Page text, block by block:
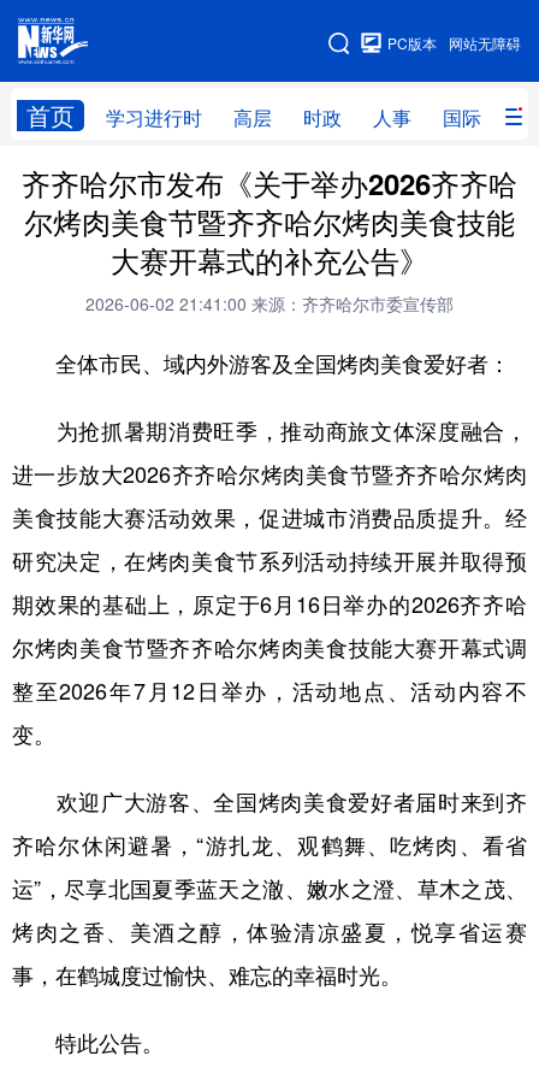
网站无障碍
PC版本
首页 学习进行时 高层 时政 人事 国际 财
网站地图
学习进行时 高层 时政 人事
国际 财经 网评 港澳
思客智库 全球连线
健康 军事 访谈 视频
图片 中央文件 金融 汽车
食品 人居 信息化 乡村振兴
溯源中国 城市 旅游 能源
悦读 公益 书画 一带一路
亚太网 上市公司 投教基地
北京 天津 河北 山西
辽宁 吉林 上海 江苏
浙江 安徽 福建 江西
山东 河南 湖北
广东
齐齐哈尔市发布《关于举办2026齐齐哈
尔烤肉美食节暨齐齐哈尔烤肉美食技能
大赛开幕式的补充公告》
2026-06-02 21:41:00 来源：齐齐哈尔市委宣传部
全体市民、域内外游客及全国烤肉美食爱好者：
为抢抓暑期消费旺季，推动商旅文体深度融合，
进一步放大2026齐齐哈尔烤肉美食节暨齐齐哈尔烤肉
美食技能大赛活动效果，促进城市消费品质提升。经
研究决定，在烤肉美食节系列活动持续开展并取得预
期效果的基础上，原定于6月16日举办的2026齐齐哈
尔烤肉美食节暨齐齐哈尔烤肉美食技能大赛开幕式调
整至2026年7月12日举办，活动地点、活动内容不
变。
欢迎广大游客、全国烤肉美食爱好者届时来到齐
齐哈尔休闲避暑，“游扎龙、观鹤舞、吃烤肉、看省
运”，尽享北国夏季蓝天之澈、嫩水之澄、草木之茂、
烤肉之香、美酒之醇，体验清凉盛夏，悦享省运赛
事，在鹤城度过愉快、难忘的幸福时光。
特此公告。